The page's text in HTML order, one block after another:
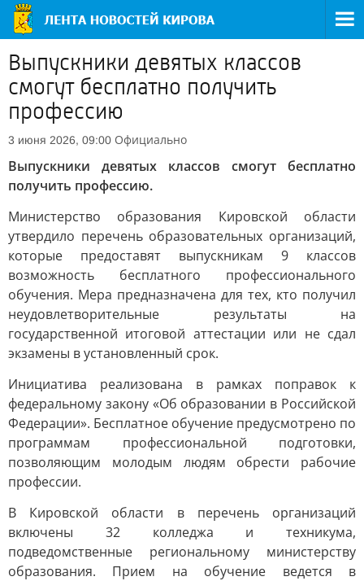
Выпускники девятых классов
смогут бесплатно получить
профессию
3 июня 2026, 09:00 Официально
Выпускники девятых классов смогут бесплатно
получить профессию.
Министерство образования Кировской области
утвердило перечень образовательных организаций,
которые предоставят выпускникам 9 классов
возможность бесплатного профессионального
обучения. Мера предназначена для тех, кто получил
неудовлетворительные результаты на
государственной итоговой аттестации или не сдал
экзамены в установленный срок.
Инициатива реализована в рамках поправок к
федеральному закону «Об образовании в Российской
Федерации». Бесплатное обучение предусмотрено по
программам профессиональной подготовки,
позволяющим молодым людям обрести рабочие
профессии.
В Кировской области в перечень организаций
включены 32 колледжа и техникума,
подведомственные региональному министерству
образования. Прием на обучение ведется в